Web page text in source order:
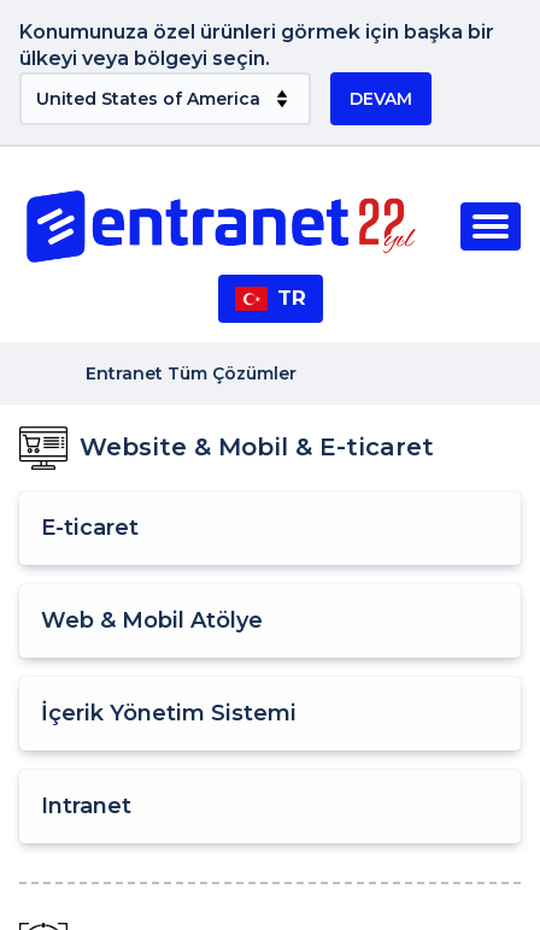
Konumunuza özel ürünleri görmek için başka bir
ülkeyi veya bölgeyi seçin.
DEVAM
TR
Entranet Tüm Çözümler
Website & Mobil & E-ticaret
E-ticaret
Web & Mobil Atölye
İçerik Yönetim Sistemi
Intranet